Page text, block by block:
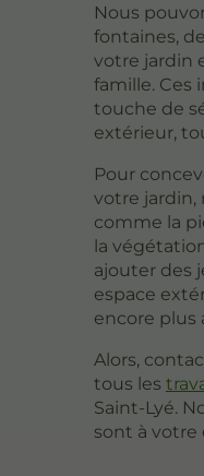
Nous
fontaines,
votre jardin
famille. Ces
touche de
extérieur,
Pour
votre jardin,
comme la
la
ajouter des
espace
encore plus
Alors,
tous les
Saint-Lyé.
sont à votre